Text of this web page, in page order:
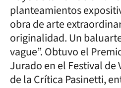
planteamientos
obra de arte
originalidad. Un
vague”. Obtuvo el
Jurado en el Festival de
de la Crítica Pasinetti,